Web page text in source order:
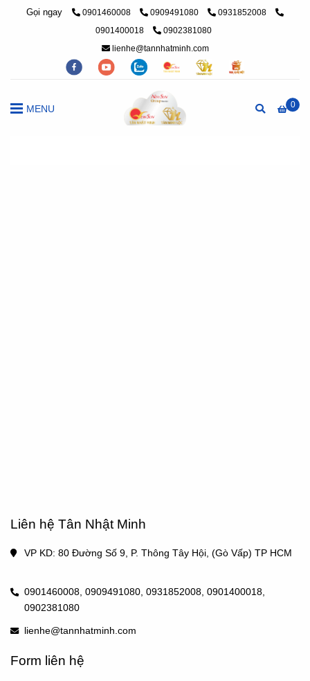
Gọi ngay 0901460008 0909491080
0931852008
0901400018
0902381080
lienhe@tannhatminh.com
0
MENU
Liên hệ Tân Nhật Minh
VP KD: 80 Đường Số 9, P. Thông Tây Hội, (Gò Vấp) TP HCM
0901460008, 0909491080, 0931852008, 0901400018,
0902381080
lienhe@tannhatminh.com
Form liên hệ